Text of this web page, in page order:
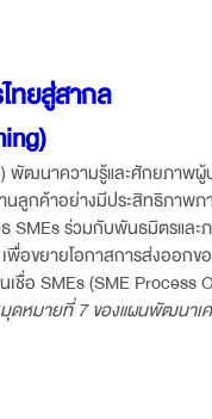
ทยสู่สากล
พัฒนาความรู้และศักยภาพผู้
นลูกค้าอย่างมีประสิทธิภาพภ
SMEs ร่วมกับพันธมิตรและ
พื่อขยายโอกาสการส่งออก
ชื่อ SMEs (SME Process
ดหมายที่7 ของแผนพัฒนาเ